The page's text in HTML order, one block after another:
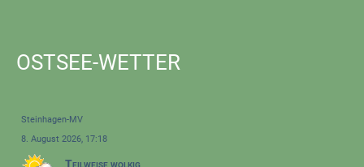
OSTSEE-WETTER
Steinhagen-MV
8. August 2026, 17:18
Teilweise wolkig